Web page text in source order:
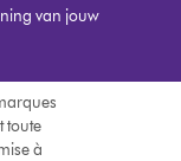
van jouw
toute
à